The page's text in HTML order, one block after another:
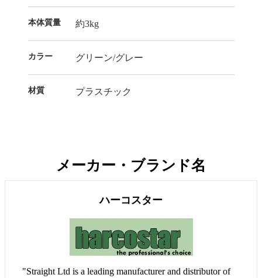
本体質量 約3kg
カラー グリーン/グレー
材質 プラスチック
メーカー・ブランド名
ハーコスター
"Straight Ltd is a leading manufacturer and distributor of